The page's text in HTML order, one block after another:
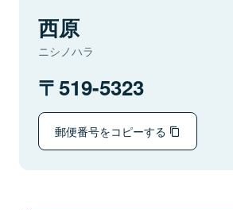
西原
ニシノハラ
519-5323
郵便番号をコピーする